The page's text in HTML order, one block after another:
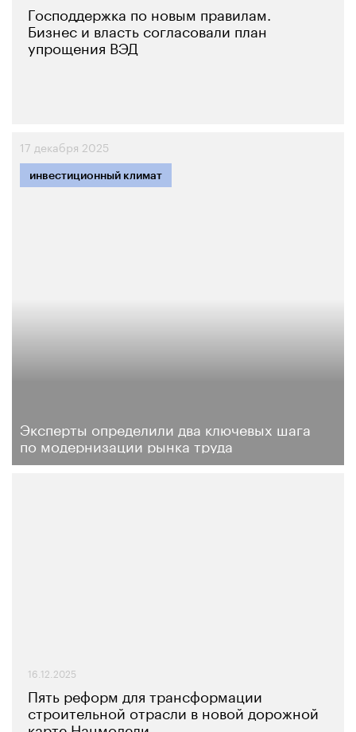
Господдержка по новым правилам.
Бизнес и власть согласовали план
упрощения ВЭД
17 декабря 2025
Эксперты определили два ключевых шага
по модернизации рынка труда
инвестиционный климат
16.12.2025
Пять реформ для трансформации
строительной отрасли в новой дорожной